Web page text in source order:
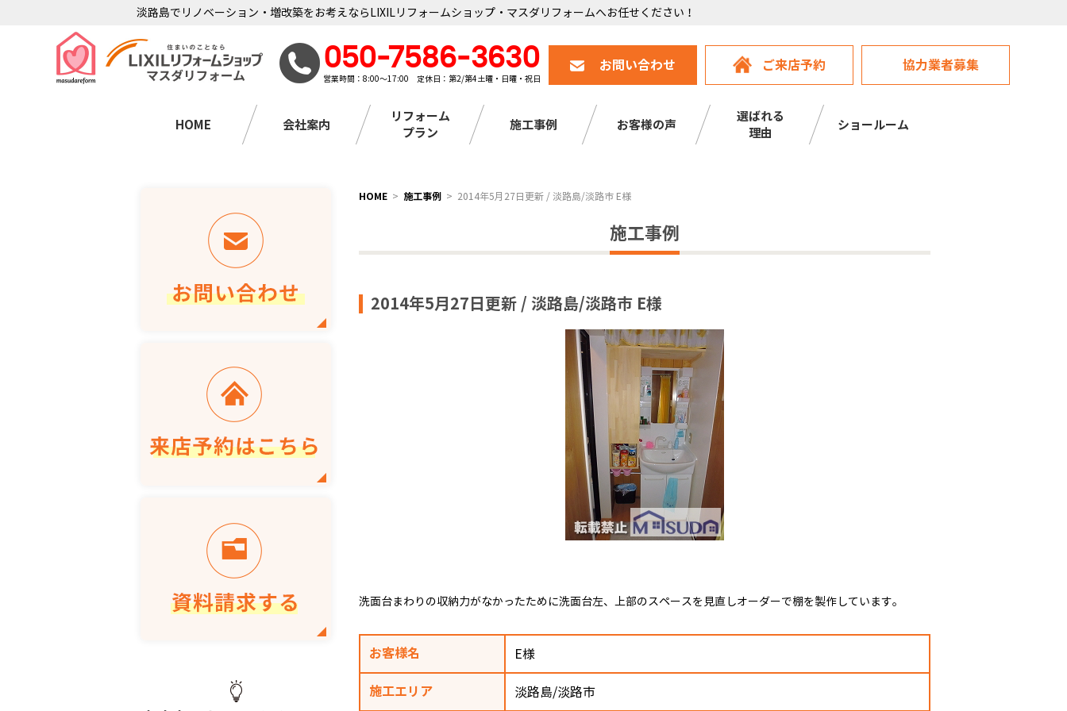
淡路島でリノベーション・増改築をお考えならLIXILリフォームショップ・マスダリフォームへお任せください！
050-7586-3630
営業時間：8:00～17:00 定休日：第2/第4土曜・日曜・祝日
お問い合わせ ご来店予約 協力業者募集
HOME 会社案内
リフォーム
プラン
施工事例 お客様の声
選ばれる
理由
ショールーム
HOME 施工事例 2014年5月27日更新 / 淡路島/淡路市 E様
施工事例
2014年5月27日更新 / 淡路島/淡路市 E様
洗面台まわりの収納力がなかったために洗面台左、上部のスペースを見直しオーダーで棚を製作しています。
お客様名 E様
施工エリア 淡路島/淡路市